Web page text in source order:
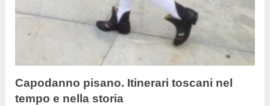
Capodanno pisano. Itinerari toscani nel
tempo e nella storia